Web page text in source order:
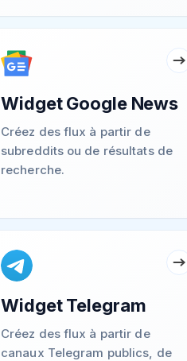
Widget Google News
Créez des flux à partir de
subreddits ou de résultats de
recherche.
Widget Telegram
Créez des flux à partir de
canaux Telegram publics, de